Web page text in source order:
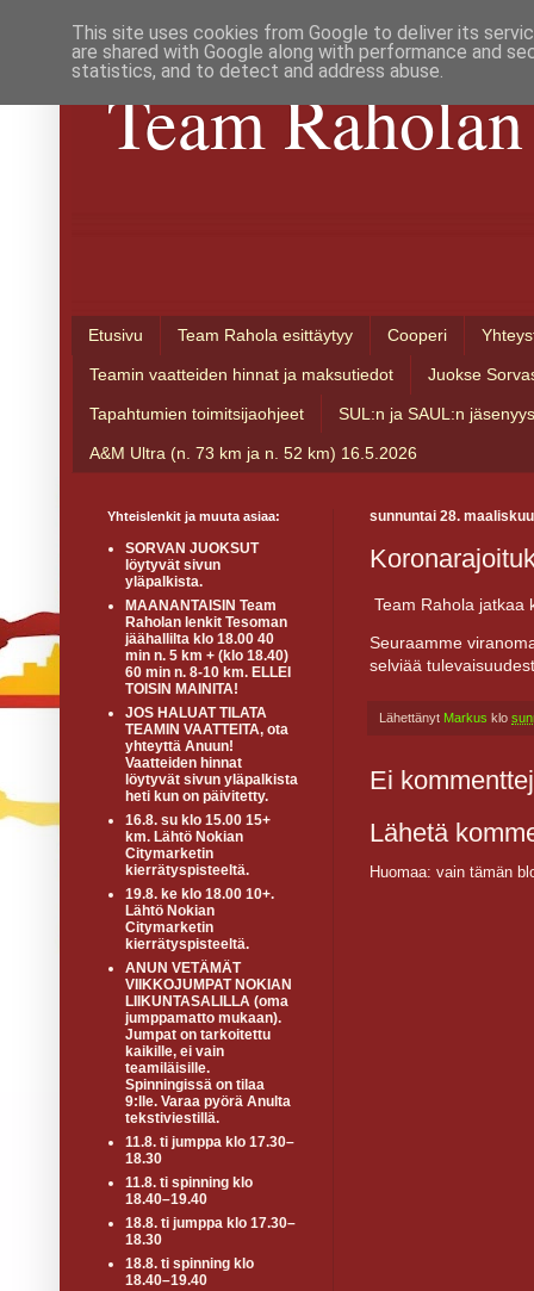
Team
Etusivu Team Rahola esittäytyy Cooperi
Teamin vaatteiden hinnat ja maksutiedot Juokse
Tapahtumien toimitsijaohjeet SUL:n ja SAUL:n jäsenyys
A&M Ultra (n. 73 km ja n. 52 km) 16.5.2026
sunnuntai 28.
Team Rahola jatkaa
Seuraamme
selviää
Lähettänyt Markus klo
Ei
Lähetä
Huomaa: vain tämän
Yhteislenkit ja muuta asiaa:
SORVAN JUOKSUT
löytyvät sivun
yläpalkista.
MAANANTAISIN Team
Raholan lenkit Tesoman
jäähallilta klo 18.00 40
min n. 5 km + (klo 18.40)
60 min n. 8-10 km. ELLEI
TOISIN MAINITA!
JOS HALUAT TILATA
TEAMIN VAATTEITA, ota
yhteyttä Anuun!
Vaatteiden hinnat
löytyvät sivun yläpalkista
heti kun on päivitetty.
16.8. su klo 15.00 15+
km. Lähtö Nokian
Citymarketin
kierrätyspisteeltä.
19.8. ke klo 18.00 10+.
Lähtö Nokian
Citymarketin
kierrätyspisteeltä.
ANUN VETÄMÄT
VIIKKOJUMPAT NOKIAN
LIIKUNTASALILLA (oma
jumppamatto mukaan).
Jumpat on tarkoitettu
kaikille, ei vain
teamiläisille.
Spinningissä on tilaa
9:lle. Varaa pyörä Anulta
tekstiviestillä.
11.8. ti jumppa klo 17.30–
18.30
11.8. ti spinning klo
18.40–19.40
18.8. ti jumppa klo 17.30–
18.30
18.8. ti spinning klo
18.40–19.40
This site uses cookies from Google to deliver its
are shared with Google along with performance and
statistics, and to detect and address abuse.